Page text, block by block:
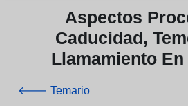
Aspectos
Caducidad,
Llamamiento
🡐 Temario